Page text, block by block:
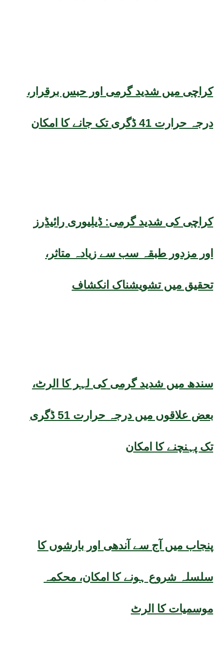
کراچی میں شدید گرمی اور حبس برقرار،
درجہ حرارت 41 ڈگری تک جانے کا امکان
کراچی کی شدید گرمی: ڈیلیوری رائیڈرز
اور مزدور طبقہ سب سے زیادہ متاثر،
تحقیق میں تشویشناک انکشاف
سندھ میں شدید گرمی کی لہر کا الرٹ،
بعض علاقوں میں درجہ حرارت 51 ڈگری
تک پہنچنے کا امکان
پنجاب میں آج سے آندھی اور بارشوں کا
سلسلہ شروع ہونے کا امکان، محکمہ
موسمیات کا الرٹ